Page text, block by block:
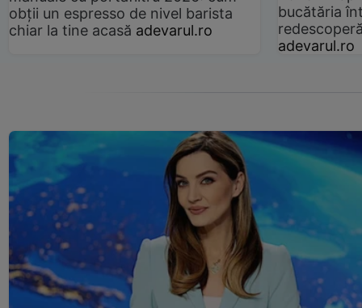
obții un espresso de nivel barista
chiar la tine acasă adevarul.ro
bucătăria
adevarul.ro